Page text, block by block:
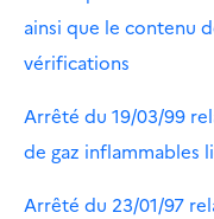
ainsi que le contenu
vérifications
Arrêté du 19/03/99
de gaz inflammables
Arrêté du 23/01/97